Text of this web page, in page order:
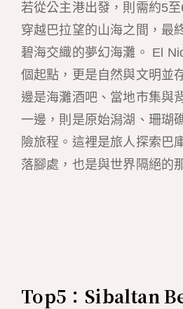
若從公主港出發，則需約5
穿越巴拉望的山海之間，最
碧海交織的夢幻海灘。 El
個起點，更是自然與文明並
邊是海灘酒吧、當地市集與
一邊，則是原始潟湖、珊瑚
險旅程。這裡是旅人探索巴
落腳處，也是與世界隔絕的
Top5：Sibaltan